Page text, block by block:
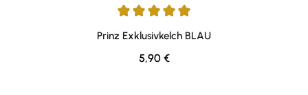
Durchschnittliche Bewertung von 5 von 5 Sternen
Prinz Exklusivkelch BLAU
Regulärer Preis:
5,90 €